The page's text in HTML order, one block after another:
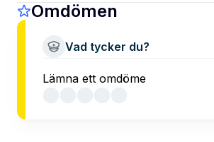
Omdömen
Vad tycker du?
Lämna ett omdöme